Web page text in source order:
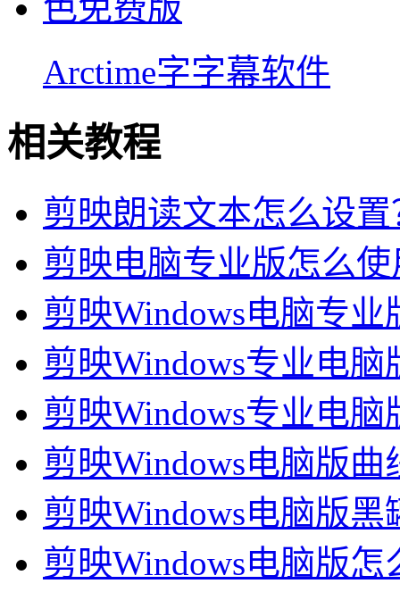
Arctime字字幕软件
相关教程
剪映朗读文本怎么设
剪映电脑专业版怎么
剪映Windows电脑专
剪映Windows专业电
剪映Windows专业电
剪映Windows电脑版
剪映Windows电脑版
剪映Windows电脑版